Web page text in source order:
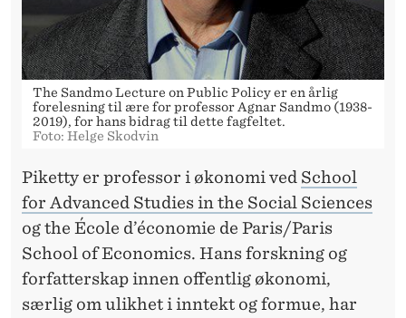
The Sandmo Lecture on Public Policy er en årlig
forelesning til ære for professor Agnar Sandmo (1938-
2019), for hans bidrag til dette fagfeltet.
Foto: Helge Skodvin
Piketty er professor i økonomi ved School
for Advanced Studies in the Social Sciences
og the École d’économie de Paris/Paris
School of Economics. Hans forskning og
forfatterskap innen offentlig økonomi,
særlig om ulikhet i inntekt og formue, har